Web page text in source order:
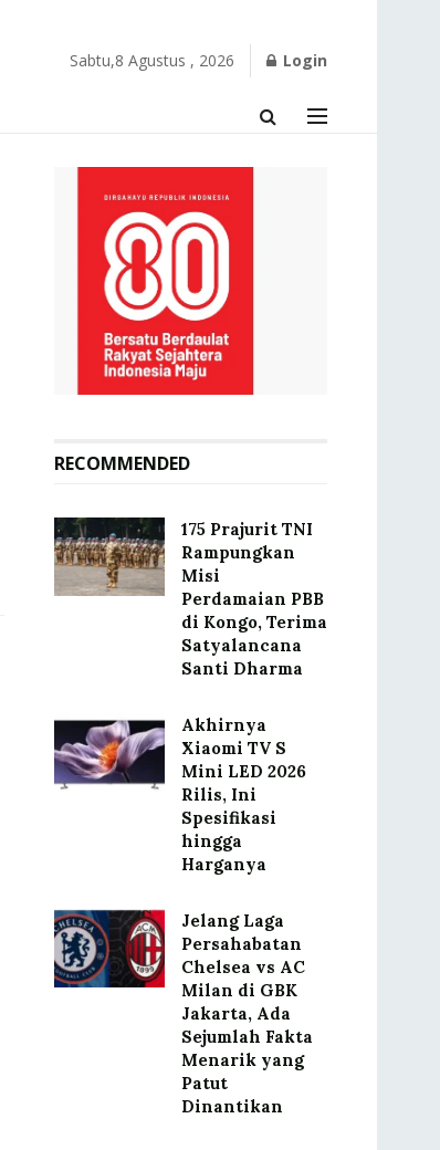
Sabtu,8 Agustus , 2026 Login
RECOMMENDED
175 Prajurit TNI
Rampungkan
Misi
Perdamaian PBB
di Kongo, Terima
Satyalancana
Santi Dharma
Akhirnya
Xiaomi TV S
Mini LED 2026
Rilis, Ini
Spesifikasi
hingga
Harganya
Jelang Laga
Persahabatan
Chelsea vs AC
Milan di GBK
Jakarta, Ada
Sejumlah Fakta
Menarik yang
Patut
Dinantikan